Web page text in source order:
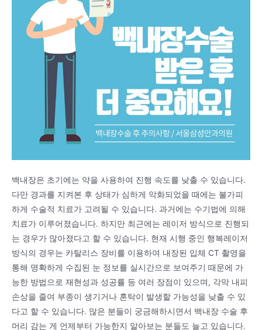
백내장은 초기에는 약을 사용하여 진행 속도를 낮출 수 있습니다.
다만 경과를 지켜본 후 상태가 심하게 악화되었을 때에는 불가피
하게 수술적 치료가 고려될 수 있습니다. 과거에는 수기법에 의해
치료가 이루어졌습니다. 하지만 최근에는 레이저 방식으로 진행되
는 경우가 많아졌다고 할 수 있습니다. 현재 시행 중인 행복레이저
방식의 경우는 카탈리스 장비를 이용하여 내장된 입체 CT 촬영을
통해 명확하게 수집된 눈 정보를 실시간으로 보여주기 때문에 가
능한 방법으로 재현성과 성공률 등 여러 장점이 있으며, 각막 내피
손상을 줄여 부종이 생기거나 혼탁이 발생할 가능성을 낮출 수 있
다고 할 수 있습니다. 많은 분들이 궁금해하시면서 백내장 수술 후
머리 감는 게 언제부터 가능한지 알아보는 분들도 늘고 있습니다.